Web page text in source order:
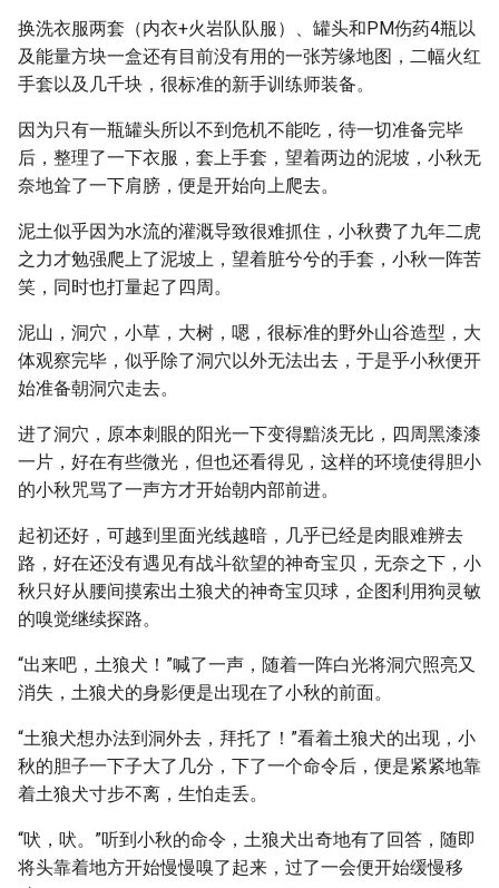
换洗衣服两套（内衣+火岩队队服）、罐头和PM伤药4瓶以
及能量方块一盒还有目前没有用的一张芳缘地图，二幅火红
手套以及几千块，很标准的新手训练师装备。
因为只有一瓶罐头所以不到危机不能吃，待一切准备完毕
后，整理了一下衣服，套上手套，望着两边的泥坡，小秋无
奈地耸了一下肩膀，便是开始向上爬去。
泥土似乎因为水流的灌溉导致很难抓住，小秋费了九年二虎
之力才勉强爬上了泥坡上，望着脏兮兮的手套，小秋一阵苦
笑，同时也打量起了四周。
泥山，洞穴，小草，大树，嗯，很标准的野外山谷造型，大
体观察完毕，似乎除了洞穴以外无法出去，于是乎小秋便开
始准备朝洞穴走去。
进了洞穴，原本刺眼的阳光一下变得黯淡无比，四周黑漆漆
一片，好在有些微光，但也还看得见，这样的环境使得胆小
的小秋咒骂了一声方才开始朝内部前进。
起初还好，可越到里面光线越暗，几乎已经是肉眼难辨去
路，好在还没有遇见有战斗欲望的神奇宝贝，无奈之下，小
秋只好从腰间摸索出土狼犬的神奇宝贝球，企图利用狗灵敏
的嗅觉继续探路。
“出来吧，土狼犬！”喊了一声，随着一阵白光将洞穴照亮又
消失，土狼犬的身影便是出现在了小秋的前面。
“土狼犬想办法到洞外去，拜托了！”看着土狼犬的出现，小
秋的胆子一下子大了几分，下了一个命令后，便是紧紧地靠
着土狼犬寸步不离，生怕走丢。
“吠，吠。”听到小秋的命令，土狼犬出奇地有了回答，随即
将头靠着地方开始慢慢嗅了起来，过了一会便开始缓慢移